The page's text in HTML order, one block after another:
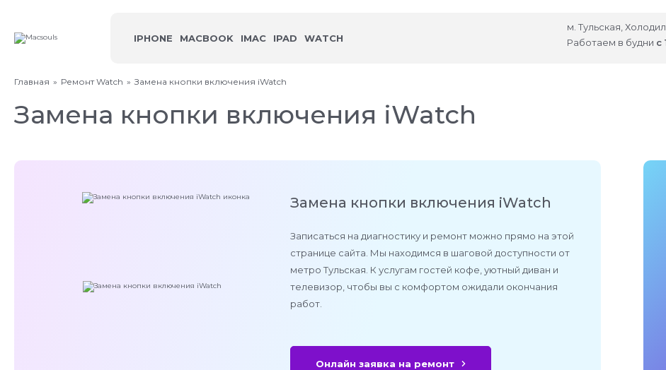
IPHONE MACBOOK IMAC IPAD WATCH
м. Тульская,
Работаем в будни с
Главная Ремонт Watch Замена кнопки включения iWatch
Замена кнопки включения iWatch
Замена кнопки включения iWatch
Записаться на диагностику и ремонт можно прямо на этой
странице сайта. Мы находимся в шаговой доступности от
метро Тульская. К услугам гостей кофе, уютный диван и
телевизор, чтобы вы с комфортом ожидали окончания
работ.
Онлайн заявка на ремонт